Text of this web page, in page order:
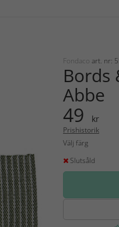
Fondaco art. nr:
Bords
Abbe
49 kr
Prishistorik
Välj färg
Slutsåld